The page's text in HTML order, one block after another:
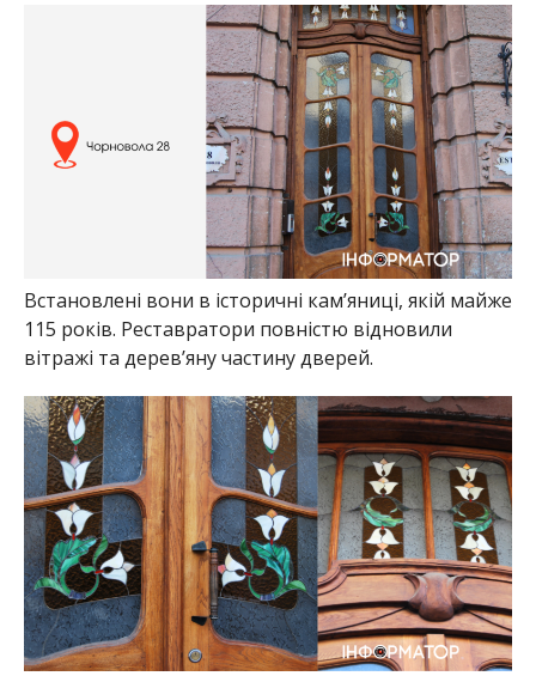
Встановлені вони в історичні кам’яниці, якій майже
115 років. Реставратори повністю відновили
вітражі та дерев’яну частину дверей.